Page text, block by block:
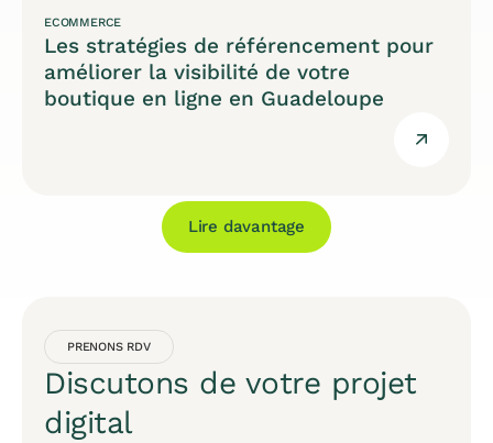
ECOMMERCE
Les stratégies de référencement pour
améliorer la visibilité de votre
boutique en ligne en Guadeloupe
Lire davantage
PRENONS RDV
Discutons de votre projet
digital